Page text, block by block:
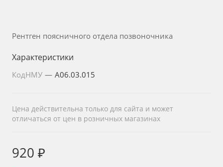
Рентген поясничного отдела позвоночника
Характеристики
КодНМУ — A06.03.015
Цена действительна только для сайта и может
отличаться от цен в розничных магазинах
920 ₽